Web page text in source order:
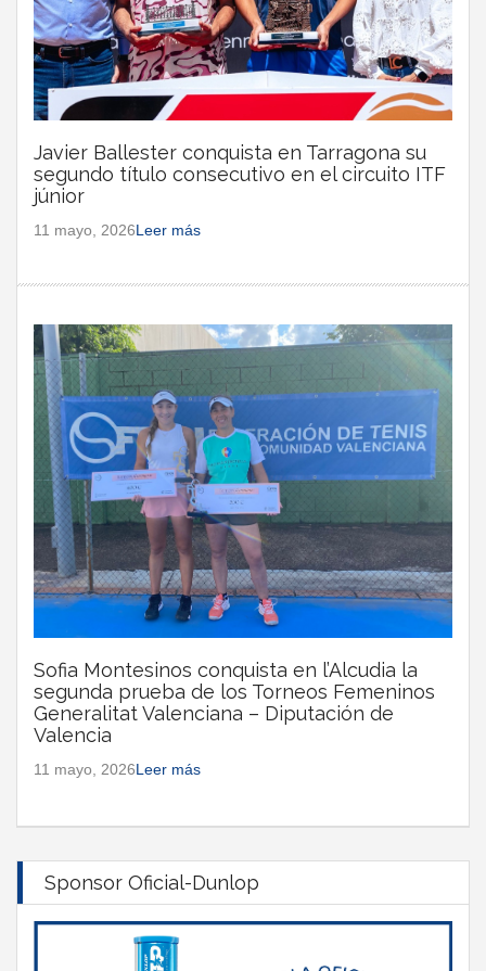
Javier Ballester conquista en Tarragona su
segundo título consecutivo en el circuito ITF
júnior
11 mayo, 2026Leer más
Sofia Montesinos conquista en l’Alcudia la
segunda prueba de los Torneos Femeninos
Generalitat Valenciana – Diputación de
Valencia
11 mayo, 2026Leer más
Sponsor Oficial-Dunlop